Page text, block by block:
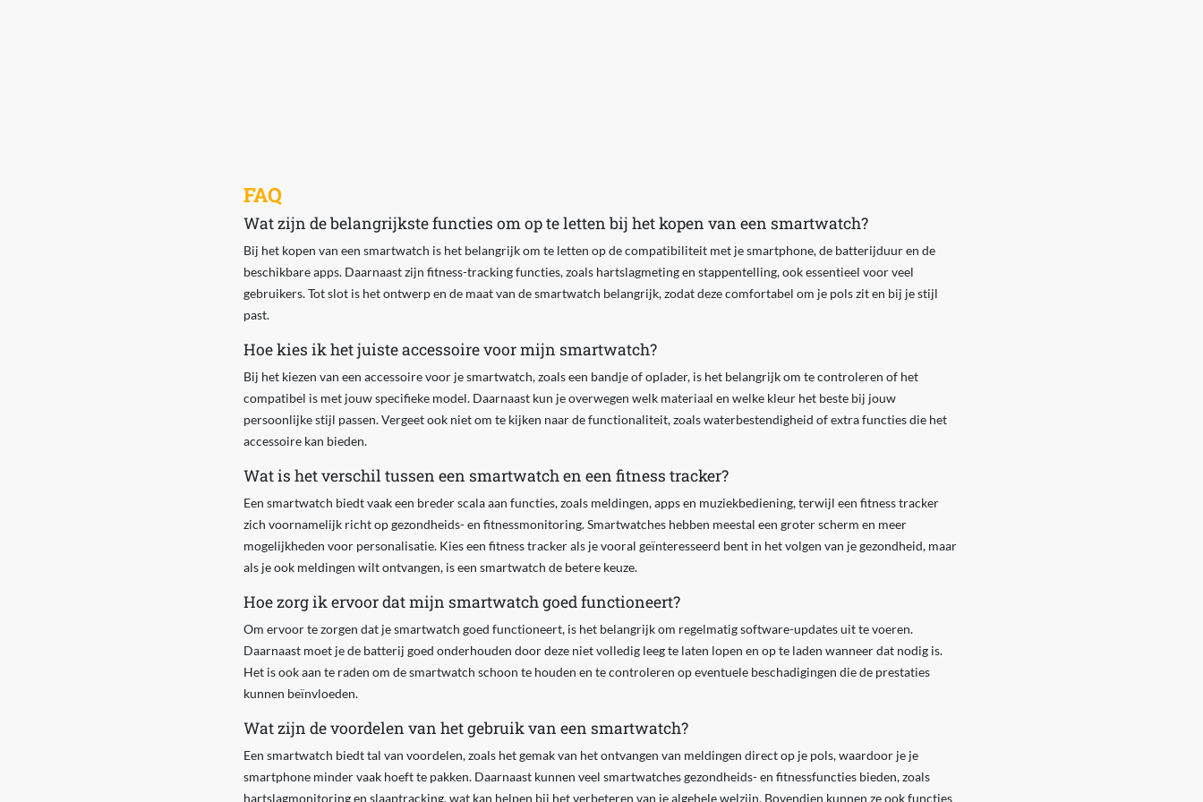
FAQ
Wat zijn de belangrijkste functies om op te letten bij het kopen van een smartwatch?
Bij het kopen van een smartwatch is het belangrijk om te letten op de compatibiliteit met je smartphone, de batterijduur en de
beschikbare apps. Daarnaast zijn fitness-tracking functies, zoals hartslagmeting en stappentelling, ook essentieel voor veel
gebruikers. Tot slot is het ontwerp en de maat van de smartwatch belangrijk, zodat deze comfortabel om je pols zit en bij je stijl
past.
Hoe kies ik het juiste accessoire voor mijn smartwatch?
Bij het kiezen van een accessoire voor je smartwatch, zoals een bandje of oplader, is het belangrijk om te controleren of het
compatibel is met jouw specifieke model. Daarnaast kun je overwegen welk materiaal en welke kleur het beste bij jouw
persoonlijke stijl passen. Vergeet ook niet om te kijken naar de functionaliteit, zoals waterbestendigheid of extra functies die het
accessoire kan bieden.
Wat is het verschil tussen een smartwatch en een fitness tracker?
Een smartwatch biedt vaak een breder scala aan functies, zoals meldingen, apps en muziekbediening, terwijl een fitness tracker
zich voornamelijk richt op gezondheids- en fitnessmonitoring. Smartwatches hebben meestal een groter scherm en meer
mogelijkheden voor personalisatie. Kies een fitness tracker als je vooral geïnteresseerd bent in het volgen van je gezondheid, maar
als je ook meldingen wilt ontvangen, is een smartwatch de betere keuze.
Hoe zorg ik ervoor dat mijn smartwatch goed functioneert?
Om ervoor te zorgen dat je smartwatch goed functioneert, is het belangrijk om regelmatig software-updates uit te voeren.
Daarnaast moet je de batterij goed onderhouden door deze niet volledig leeg te laten lopen en op te laden wanneer dat nodig is.
Het is ook aan te raden om de smartwatch schoon te houden en te controleren op eventuele beschadigingen die de prestaties
kunnen beïnvloeden.
Wat zijn de voordelen van het gebruik van een smartwatch?
Een smartwatch biedt tal van voordelen, zoals het gemak van het ontvangen van meldingen direct op je pols, waardoor je je
smartphone minder vaak hoeft te pakken. Daarnaast kunnen veel smartwatches gezondheids- en fitnessfuncties bieden, zoals
hartslagmonitoring en slaaptracking, wat kan helpen bij het verbeteren van je algehele welzijn. Bovendien kunnen ze ook functies